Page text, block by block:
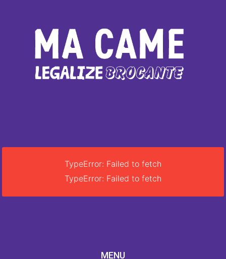
TypeError: Failed to fetch
TypeError: Failed to fetch
MENU